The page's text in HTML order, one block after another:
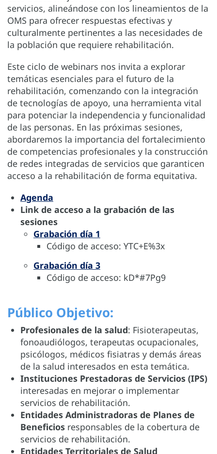
servicios, alineándose con los lineamientos de la
OMS para ofrecer respuestas efectivas y
culturalmente pertinentes a las necesidades de
la población que requiere rehabilitación.
Este ciclo de webinars nos invita a explorar
temáticas esenciales para el futuro de la
rehabilitación, comenzando con la integración
de tecnologías de apoyo, una herramienta vital
para potenciar la independencia y funcionalidad
de las personas. En las próximas sesiones,
abordaremos la importancia del fortalecimiento
de competencias profesionales y la construcción
de redes integradas de servicios que garanticen
acceso a la rehabilitación de forma equitativa.
Agenda
Link de acceso a la grabación de las
sesiones
Grabación día 1
Código de acceso: YTC+E%3x
Grabación día 3
Código de acceso: kD*#7Pg9
Público Objetivo:
Profesionales de la salud: Fisioterapeutas,
fonoaudiólogos, terapeutas ocupacionales,
psicólogos, médicos fisiatras y demás áreas
de la salud interesados en esta temática.
Instituciones Prestadoras de Servicios (IPS)
interesadas en mejorar o implementar
servicios de rehabilitación.
Entidades Administradoras de Planes de
Beneficios responsables de la cobertura de
servicios de rehabilitación.
Entidades Territoriales de Salud